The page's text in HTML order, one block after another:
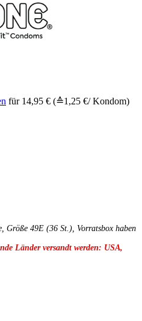
für 14,95 € (≙1,25 €/ Kondom)
Größe 49E (36 St.), Vorratsbox haben
Länder versandt werden: USA,